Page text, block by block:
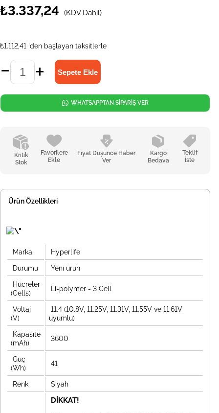
₺3.337,24 (KDV Dahil)
₺1.112,41 'den başlayan taksitlerle
Kritik
Stok
Favorilere
Ekle
Fiyat Düşünce Haber
Ver
Kargo
Bedava
Teklif
İste
WHATSAPPTAN SİPARİŞ VER
Ürün Özellikleri
Marka Hyperlife
Durumu Yeni ürün
Hücreler
(Cells)
Li-polymer - 3 Cell
Voltaj
(V)
11.4 (10.8V, 11.25V, 11.31V, 11.55V ve 11.61V
uyumlu)
Kapasite
(mAh)
3600
Güç
(Wh)
41
Renk Siyah
DİKKAT!